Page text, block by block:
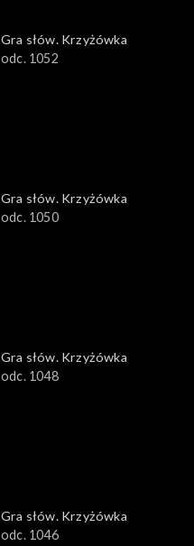
Gra słów. Krzyżówka
odc. 1052
Gra słów. Krzyżówka
odc. 1050
Gra słów. Krzyżówka
odc. 1048
Gra słów. Krzyżówka
odc. 1046